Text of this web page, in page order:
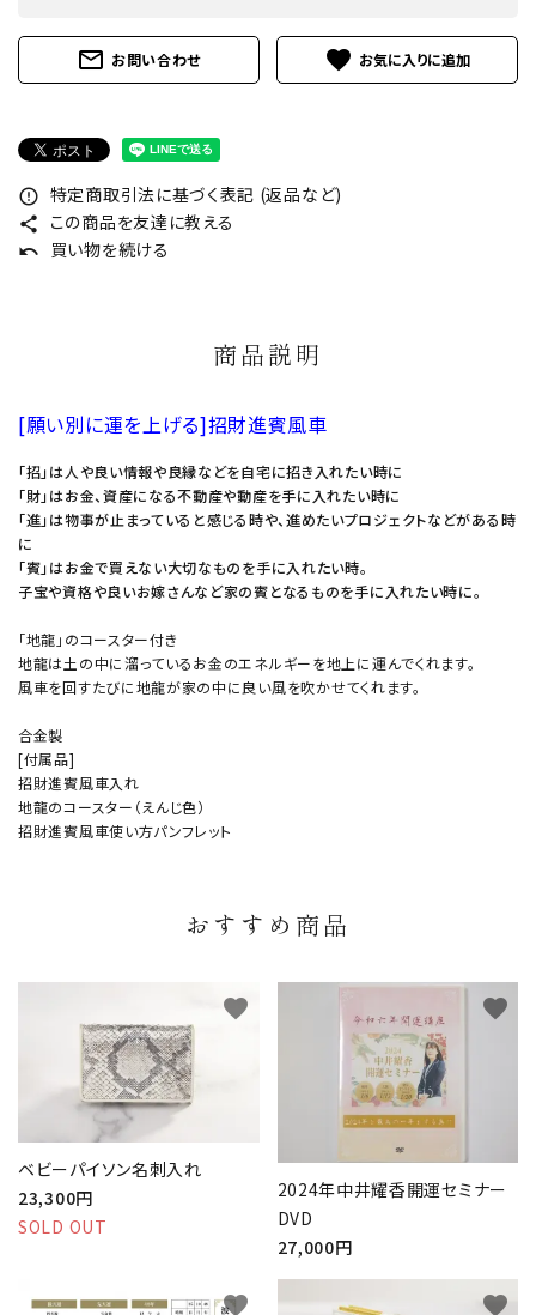
mail_outline お問い合わせ favorite
error_outline 特定商取引法に基づく表記 (返品など)
share この商品を友達に教える
undo 買い物を続ける
商品説明
[願い別に運を上げる]招財進賓風車
「招」は人や良い情報や良縁などを自宅に招き入れたい時に
「財」はお金、資産になる不動産や動産を手に入れたい時に
「進」は物事が止まっていると感じる時や、進めたいプロジェクトなどがある時
に
「賓」はお金で買えない大切なものを手に入れたい時。
子宝や資格や良いお嫁さんなど家の賓となるものを手に入れたい時に。
「地龍」のコースター付き
地龍は土の中に溜っているお金のエネルギーを地上に運んでくれます。
風車を回すたびに地龍が家の中に良い風を吹かせてくれます。
合金製
[付属品]
招財進賓風車入れ
地龍のコースター（えんじ色）
招財進賓風車使い方パンフレット
おすすめ商品
ベビーパイソン名刺入れ
23,300円
SOLD OUT
favorite
2024年中井耀香開運セミナー
DVD
27,000円
favorite
favorite favorite